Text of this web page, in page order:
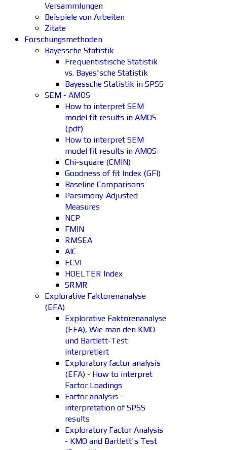
Versammlungen
Beispiele von Arbeiten
Zitate
Forschungsmethoden
Bayessche Statistik
Frequentistische Statistik
vs. Bayes'sche Statistik
Bayessche Statistik in SPSS
SEM - AMOS
How to interpret SEM
model fit results in AMOS
(pdf)
How to interpret SEM
model fit results in AMOS
Chi-square (CMIN)
Goodness of fit Index (GFI)
Baseline Comparisons
Parsimony-Adjusted
Measures
NCP
FMIN
RMSEA
AIC
ECVI
HOELTER Index
SRMR
Explorative Faktorenanalyse
(EFA)
Explorative Faktorenanalyse
(EFA), Wie man den KMO-
und Bartlett-Test
interpretiert
Exploratory factor analysis
(EFA) - How to interpret
Factor Loadings
Factor analysis -
interpretation of SPSS
results
Exploratory Factor Analysis
- KMO and Bartlett's Test